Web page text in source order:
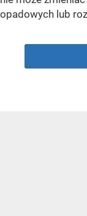
opadowych lub